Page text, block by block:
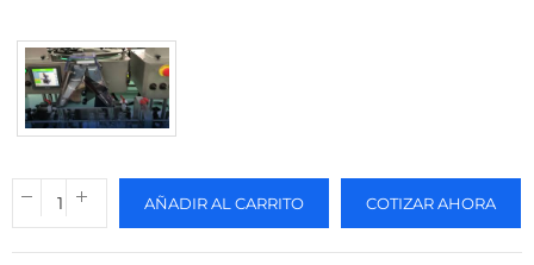
AÑADIR AL CARRITO COTIZAR AHORA